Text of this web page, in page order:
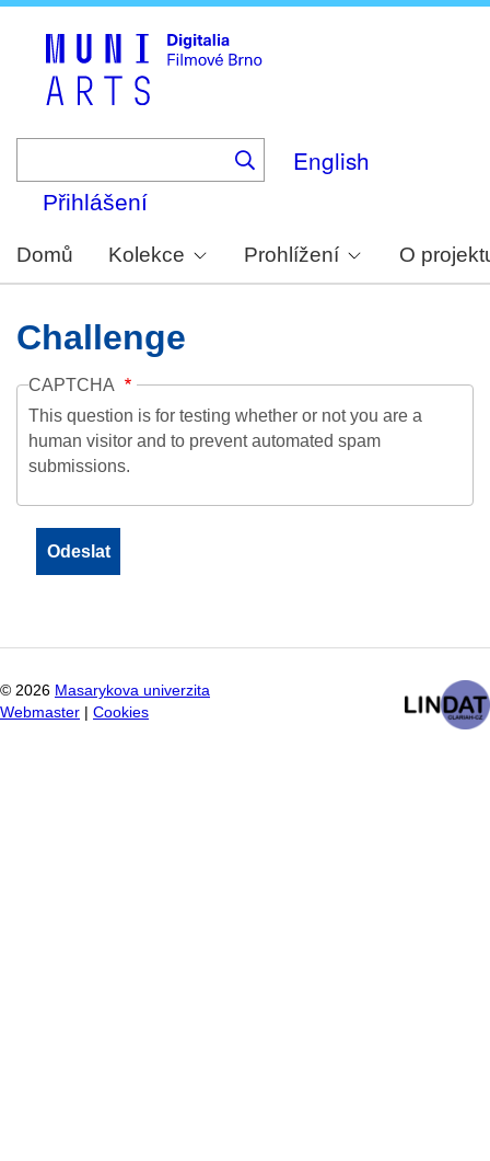
English
Přihlášení
Domů Kolekce Prohlížení O
Challenge
CAPTCHA
This question is for testing whether or not you are a
human visitor and to prevent automated spam
submissions.
© 2026 Masarykova univerzita
Webmaster
Cookies